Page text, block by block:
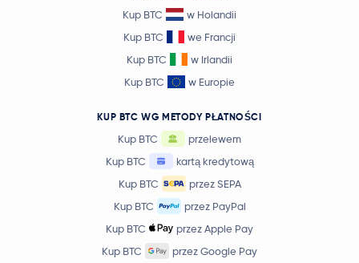
Kup BTC
w Holandii
Kup BTC
we Francji
Kup BTC
w Irlandii
Kup BTC
w Europie
KUP BTC WG METODY PŁATNOŚCI
Kup BTC
przelewem
Kup BTC
kartą kredytową
Kup BTC
przez SEPA
Kup BTC
przez PayPal
Kup BTC
przez Apple Pay
Kup BTC
przez Google Pay